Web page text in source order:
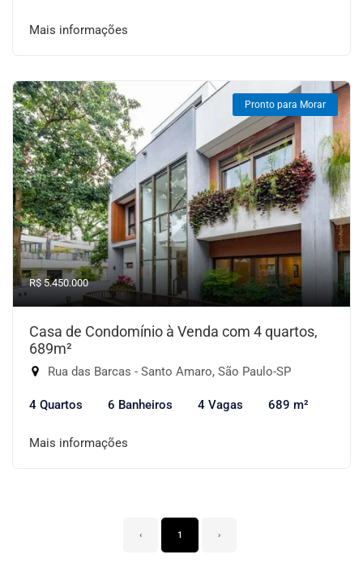
Mais informações
Pronto para Morar
R$ 5.450.000
Casa de Condomínio à Venda com 4 quartos,
689m²
Rua das Barcas - Santo Amaro, São Paulo-SP
4 Quartos 6 Banheiros 4 Vagas 689 m²
Mais informações
‹ 1 ›